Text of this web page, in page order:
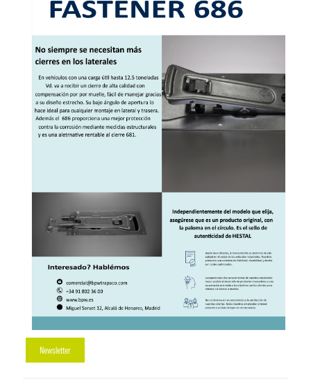
Newsletter